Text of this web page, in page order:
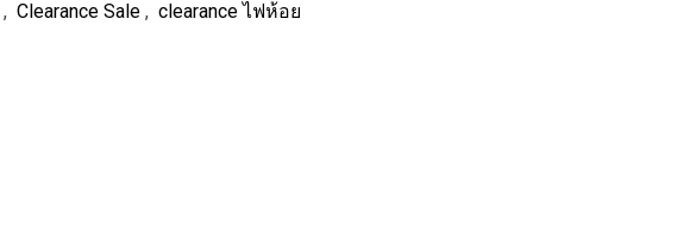
, Clearance Sale , clearance ไฟห้อย